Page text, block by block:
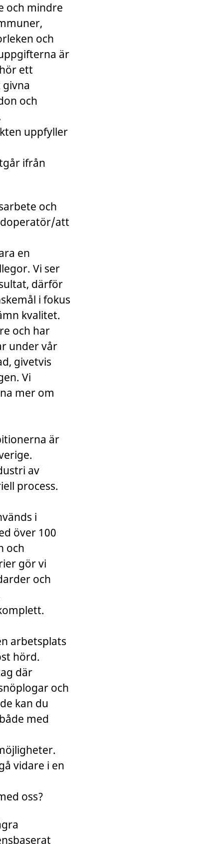
och mindre
och
är
ett
och
uppfyller
ifrån
och
att
en
Vi ser
därför
i fokus
kvalitet.
och har
under vår
givetvis
Vi
mer om
är
av
process.
i
över 100
och
gör vi
och
arbetsplats
hörd.
där
och
kan du
med
vidare i en
oss?